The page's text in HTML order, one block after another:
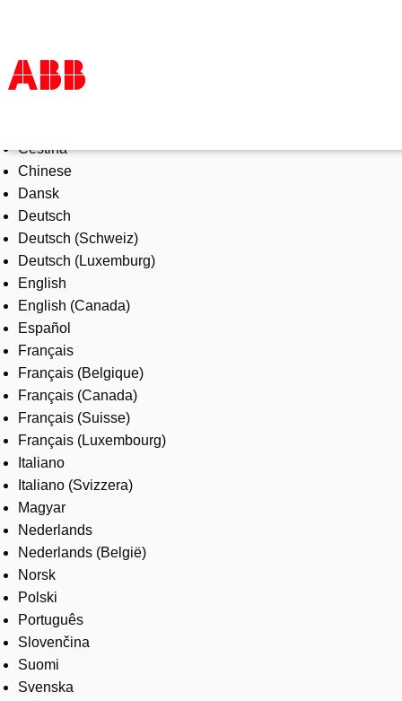
Products & Solutions
Industries
Services
About us
Where to buy
Contact us
Careers
Čeština
Chinese
Dansk
Deutsch
Deutsch (Schweiz)
Deutsch (Luxemburg)
English
English (Canada)
Español
Français
Français (Belgique)
Français (Canada)
Français (Suisse)
Français (Luxembourg)
Italiano
Italiano (Svizzera)
Magyar
Nederlands
Nederlands (België)
Norsk
Polski
Português
Slovenčina
Suomi
Svenska